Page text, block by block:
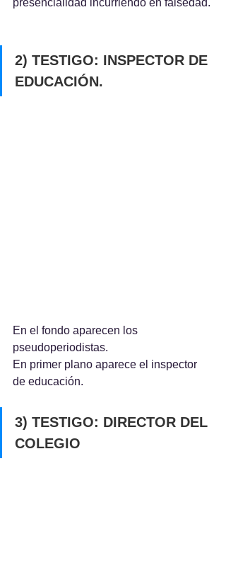
presencialidad incurriendo en falsedad.
2) TESTIGO: INSPECTOR DE
EDUCACIÓN.
En el fondo aparecen los
pseudoperiodistas.
En primer plano aparece el inspector
de educación.
3) TESTIGO: DIRECTOR DEL
COLEGIO